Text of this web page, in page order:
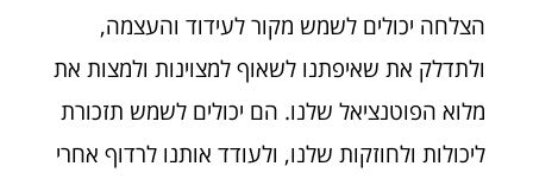
הצלחה יכולים לשמש מקור לעידוד והעצמה,
ולתדלק את שאיפתנו לשאוף למצוינות ולמצות את
מלוא הפוטנציאל שלנו. הם יכולים לשמש תזכורת
ליכולות ולחוזקות שלנו, ולעודד אותנו לרדוף אחרי